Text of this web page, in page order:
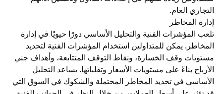
التجاري العام.
إدارة المخاطر
تلعب المؤشرات الفنية والتحليل الأساسي دورًا حيويًا في إدارة
المخاطر. يمكن للمتداولين استخدام المؤشرات الفنية لتحديد
مستويات وقف الخسارة، ونقاط التوقف المتتابعة، وأهداف جني
الأرباح بناءً على مستويات الأسعار وتقلباتها. يساعد التحليل
الأساسي في تحديد المخاطر المحتملة والشكوك في السوق التي